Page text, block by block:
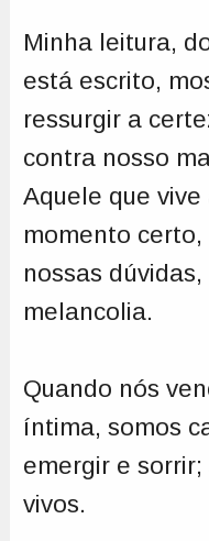
Minha leitura,
está escrito,
ressurgir a
contra nosso
Aquele que
momento
nossas
melancolia.
Quando nós
íntima, somos
emergir e
vivos.